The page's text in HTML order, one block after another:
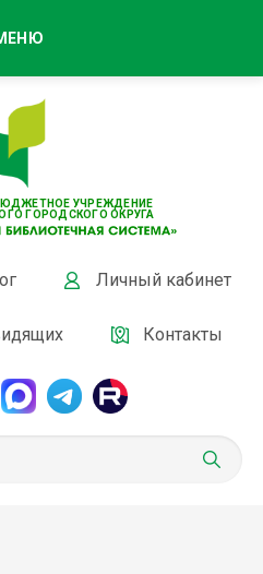
УЧРЕЖДЕНИЕ
ГОРОДСКОГО ОКРУГА
Личный кабинет
Контакты